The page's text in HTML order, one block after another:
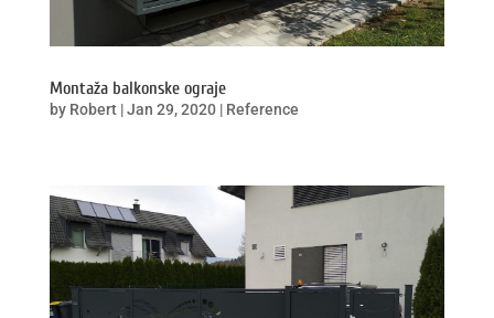
Montaža balkonske ograje
by Robert|Jan 29, 2020| Reference